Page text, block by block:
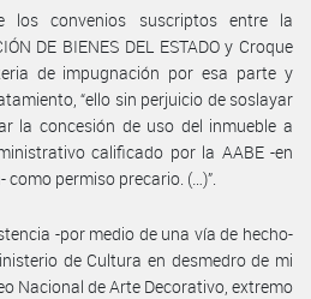
los convenios suscriptos entre la
DE BIENES DEL ESTADO y Croque
de impugnación por esa parte y
“ello sin perjuicio de soslayar
la concesión de uso del inmueble a
calificado por la AABE -en
permiso precario. (…)”.
-por medio de una vía de hecho-
de Cultura en desmedro de mi
Nacional de Arte Decorativo, extremo